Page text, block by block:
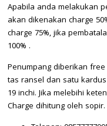
Apabila anda melakukan
akan dikenakan charge
charge 75%, jika
100% .
Penumpang diberikan
tas ransel dan satu
19 inchi. Jika melebihi
Charge dihitung oleh sopir.